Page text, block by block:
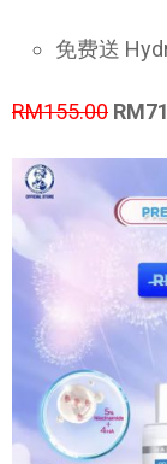
免费送
RM155.00